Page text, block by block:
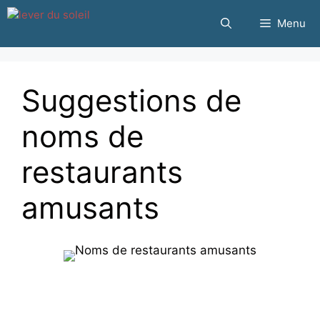
Passer
contenu
Menu
Suggestions de
noms de
restaurants
amusants